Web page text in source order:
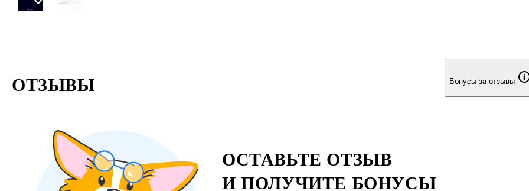
ОТЗЫВЫ Бонусы за отзывы
ОСТАВЬТЕ ОТЗЫВ
И ПОЛУЧИТЕ БОНУСЫ